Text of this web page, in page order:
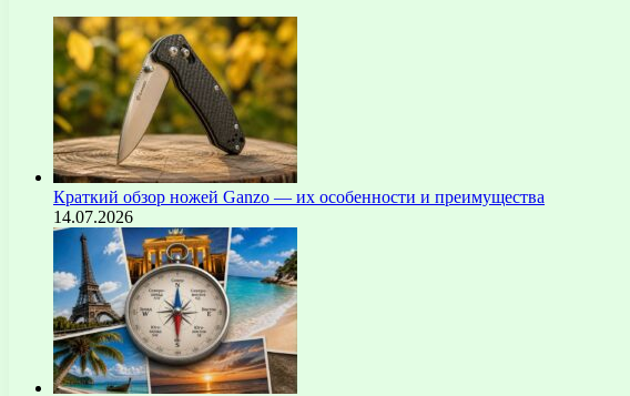
Краткий обзор ножей Ganzo — их особенности и преимущества
14.07.2026